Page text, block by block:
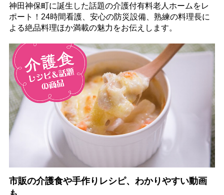
神田神保町に誕生した話題の介護付有料老人ホームをレ
ポート！24時間看護、安心の防災設備、熟練の料理長に
よる絶品料理ほか満載の魅力をお伝えします。
市販の介護食や手作りレシピ、わかりやすい動画